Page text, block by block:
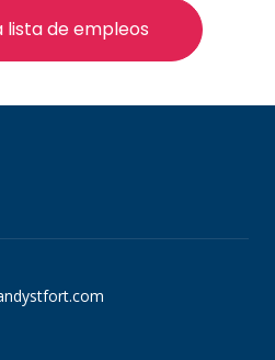
lista de empleos